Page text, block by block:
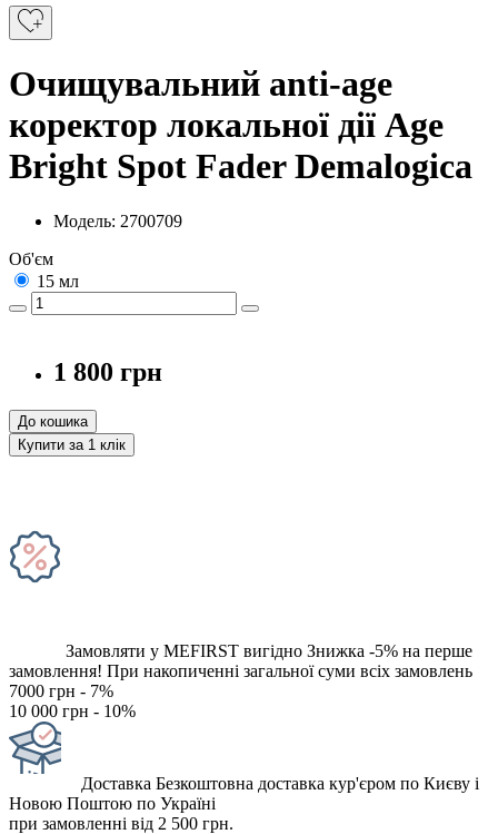
Очищувальний anti-age
коректор локальної дії Age
Bright Spot Fаder Demalogica
Модель: 2700709
Об'єм
15 мл
1 800 грн
До кошика
Купити за 1 клiк
Замовляти у MEFIRST вигідно Знижка -5% на перше
замовлення! При накопиченні загальної суми всіх замовлень
7000 грн - 7%
10 000 грн - 10%
Доставка Безкоштовна доставка кур'єром по Києву і
Новою Поштою по Україні
при замовленні від 2 500 грн.